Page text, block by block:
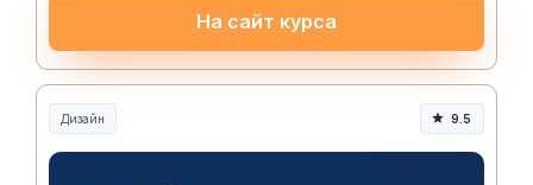
На сайт курса
Дизайн 9.5